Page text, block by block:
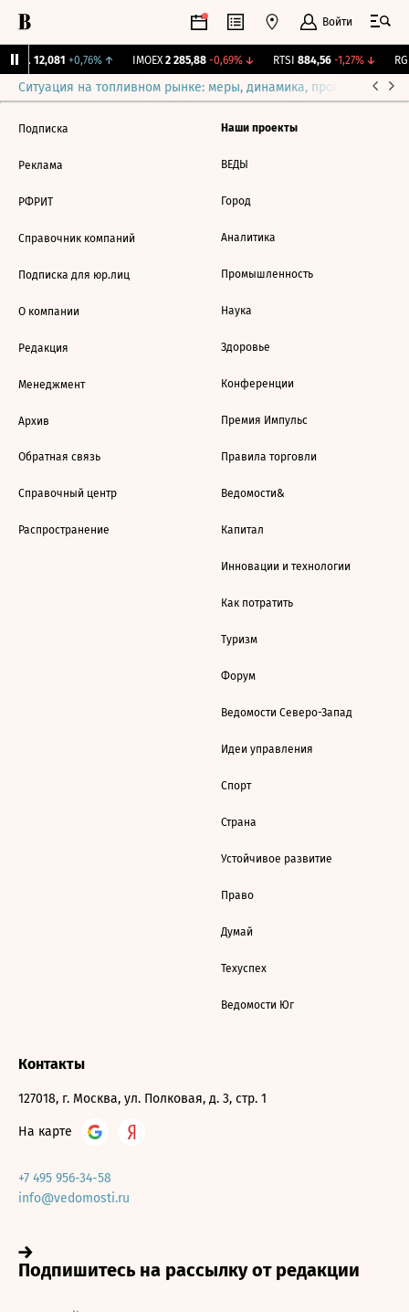
Войти
12,081 +0,76%↑ IMOEX 2 285,88 -0,69%↓ RTSI 884,56 -1,27%↓
Ситуация на топливном рынке: меры, динамика, прогнозы
Подписка
Реклама
РФРИТ
Справочник компаний
Подписка для юр.лиц
О компании
Редакция
Менеджмент
Архив
Обратная связь
Справочный центр
Распространение
Наши проекты
ВЕДЫ
Город
Аналитика
Промышленность
Наука
Здоровье
Конференции
Премия Импульс
Правила торговли
Ведомости&
Капитал
Инновации и технологии
Как потратить
Туризм
Форум
Ведомости Северо-Запад
Идеи управления
Спорт
Страна
Устойчивое развитие
Право
Думай
Техуспех
Ведомости Юг
Контакты
127018, г. Москва, ул. Полковая, д. 3, стр. 1
На карте
+7 495 956-34-58
info@vedomosti.ru